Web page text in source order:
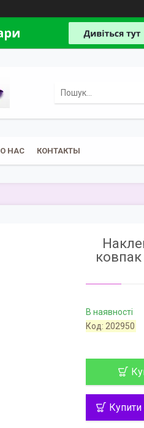
О НАС КОНТАКТЫ
В наявності
Код: 202950
Купити